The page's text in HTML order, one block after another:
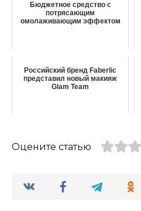
Бюджетное средство с
потрясающим
омолаживающим эффектом
Российский бренд Faberlic
представил новый макияж
Glam Team
Оцените статью